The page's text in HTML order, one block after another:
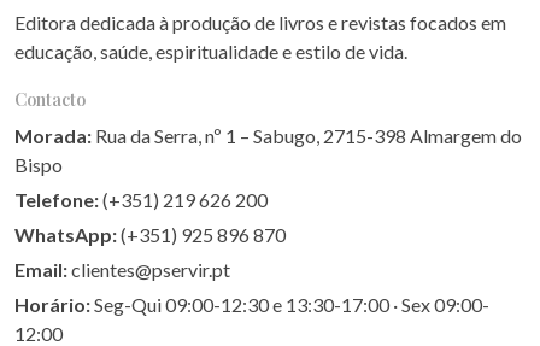
Editora dedicada à produção de livros e revistas focados em
educação, saúde, espiritualidade e estilo de vida.
Contacto
Morada: Rua da Serra, nº 1 – Sabugo, 2715-398 Almargem do
Bispo
Telefone:(+351) 219 626 200
WhatsApp:(+351) 925 896 870
Email:clientes@pservir.pt
Horário:Seg-Qui 09:00-12:30 e 13:30-17:00 · Sex 09:00-
12:00